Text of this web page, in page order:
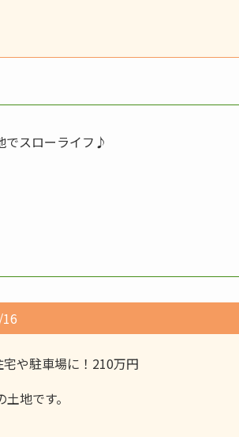
でスローライフ♪
や駐車場に！210万円
地です。